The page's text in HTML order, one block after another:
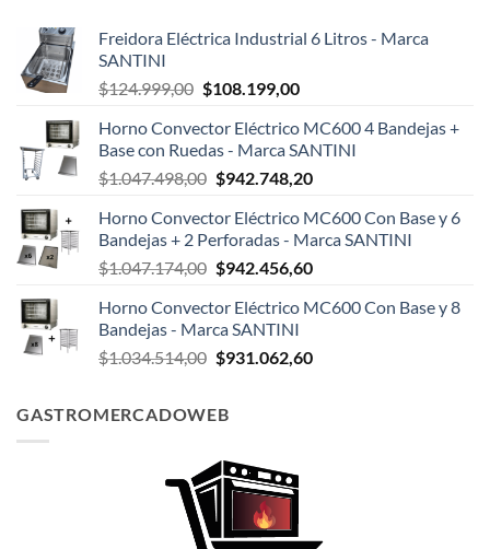
Freidora Eléctrica Industrial 6 Litros - Marca
SANTINI
$124.999,00 El
original
era:
$124.999,00.
$108.199,00El
actual
es:
$108.199,00.
Horno Convector Eléctrico MC600 4 Bandejas +
Base con Ruedas - Marca SANTINI
$1.047.498,00 El
original
era:
$1.047.498,00.
$942.748,20El
actual
es:
$942.748,20.
Horno Convector Eléctrico MC600 Con Base y 6
Bandejas + 2 Perforadas - Marca SANTINI
$1.047.174,00 El
original
era:
$1.047.174,00.
$942.456,60El
actual
$942.456,60.
Horno Convector Eléctrico MC600 Con Base y 8
Bandejas - Marca SANTINI
$1.034.514,00 El
era:
$931.062,60El
GASTROMERCADOWEB